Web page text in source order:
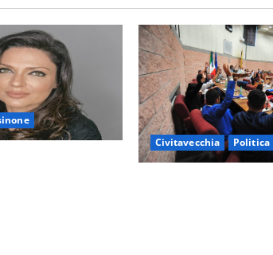
Civitavecchia Politica